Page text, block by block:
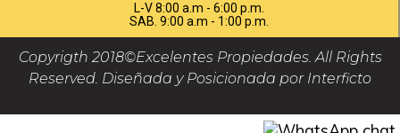
L-V 8:00 a.m - 6:00 p.m.
SAB. 9:00 a.m - 1:00 p.m.
Copyrigth 2018©Excelentes Propiedades. All Rights
Reserved. Diseñada y Posicionada por Interficto